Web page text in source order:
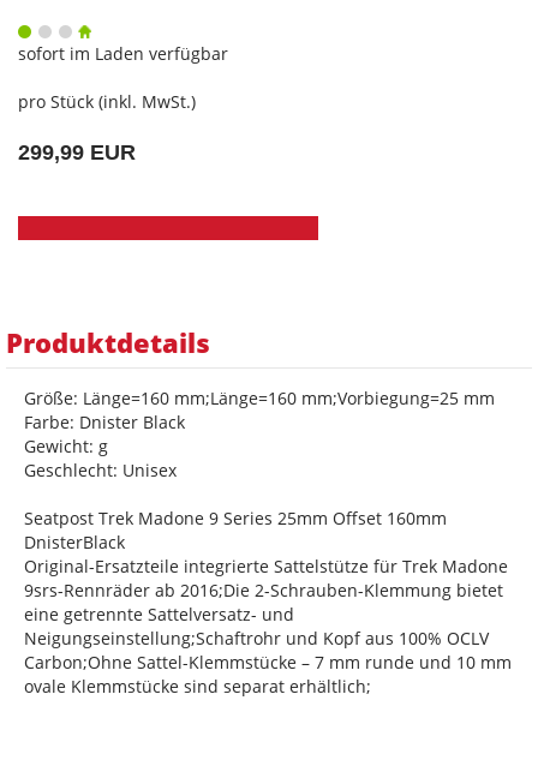
sofort im Laden verfügbar
pro Stück (inkl. MwSt.)
299,99 EUR
Produktdetails
Größe: Länge=160 mm;Länge=160 mm;Vorbiegung=25 mm
Farbe: Dnister Black
Gewicht: g
Geschlecht: Unisex
Seatpost Trek Madone 9 Series 25mm Offset 160mm
DnisterBlack
Original-Ersatzteile integrierte Sattelstütze für Trek Madone
9srs-Rennräder ab 2016;Die 2-Schrauben-Klemmung bietet
eine getrennte Sattelversatz- und
Neigungseinstellung;Schaftrohr und Kopf aus 100% OCLV
Carbon;Ohne Sattel-Klemmstücke – 7 mm runde und 10 mm
ovale Klemmstücke sind separat erhältlich;